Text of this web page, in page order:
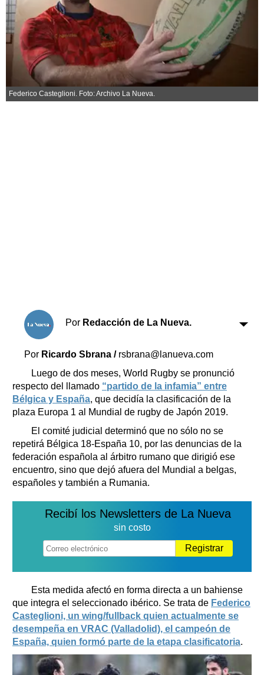
Salud
Es viral
El tiempo
Fúnebres
Clasificados
Federico Casteglioni. Foto: Archivo La Nueva.
Por Redacción de La Nueva.
Por Ricardo Sbrana /rsbrana@lanueva.com
Luego de dos meses, World Rugby se pronunció
respecto del llamado “partido de la infamia” entre
Bélgica y España, que decidía la clasificación de la
plaza Europa 1 al Mundial de rugby de Japón 2019.
El comité judicial determinó que no sólo no se
repetirá Bélgica 18-España 10, por las denuncias de la
federación española al árbitro rumano que dirigió ese
encuentro, sino que dejó afuera del Mundial a belgas,
españoles y también a Rumania.
Recibí los Newsletters de La Nueva
sin costo
Registrar
Esta medida afectó en forma directa a un bahiense
que integra el seleccionado ibérico. Se trata de Federico
Casteglioni, un wing/fullback quien actualmente se
desempeña en VRAC (Valladolid), el campeón de
España, quien formó parte de la etapa clasificatoria.